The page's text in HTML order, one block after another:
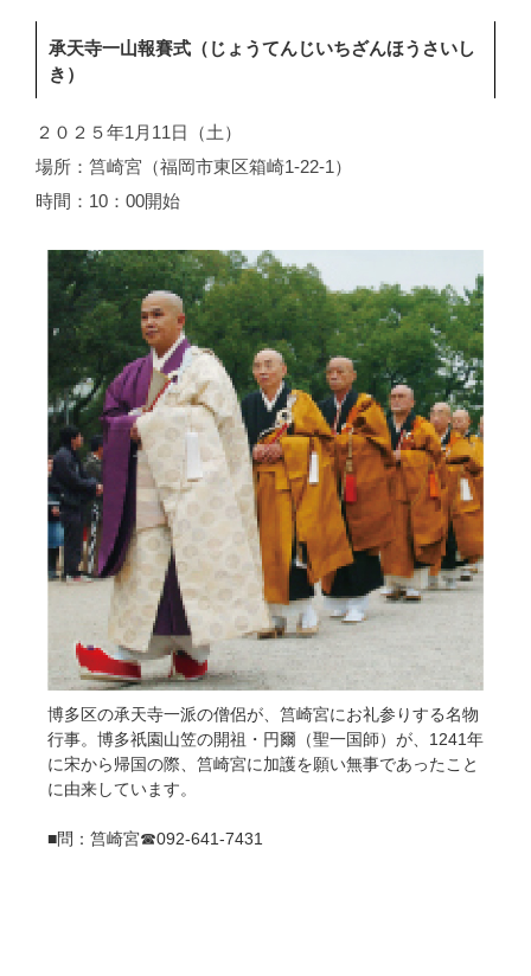
承天寺一山報賽式（じょうてんじいちざんほうさいし
き）
２０２５年1月11日（土）
場所：筥崎宮（福岡市東区箱崎1-22-1）
時間：10：00開始
博多区の承天寺一派の僧侶が、筥崎宮にお礼参りする名物
行事。博多祇園山笠の開祖・円爾（聖一国師）が、1241年
に宋から帰国の際、筥崎宮に加護を願い無事であったこと
に由来しています。
■問：筥崎宮☎092-641-7431